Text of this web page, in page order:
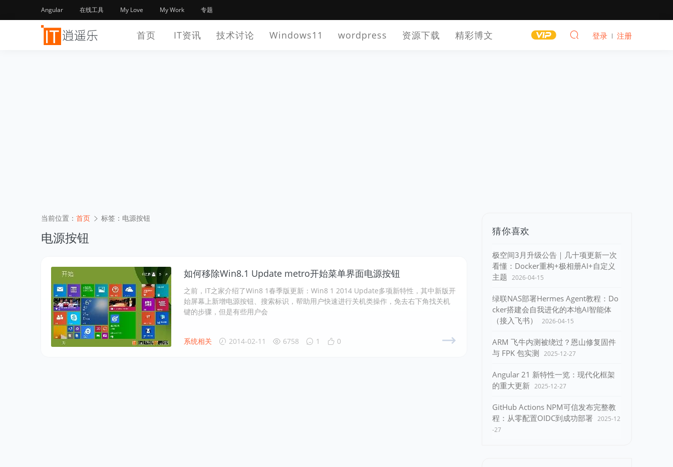
Angular 在线工具 My Love My Work 专题
首页 IT资讯 技术讨论 Windows11 wordpress 资源下载 精彩博文 登录 注册
当前位置： 首页 标签：电源按钮
电源按钮
如何移除Win8.1 Update metro开始菜单界面电源按钮
之前，IT之家介绍了Win8 1春季版更新：Win8 1 2014 Update多项新特性，其中新版开
始屏幕上新增电源按钮、搜索标识，帮助用户快速进行关机类操作，免去右下角找关机
键的步骤，但是有些用户会
系统相关 2014-02-11 6758 1 0
猜你喜欢
极空间3月升级公告｜几十项更新一次
看懂：Docker重构+极相册AI+自定义
主题 2026-04-15
绿联NAS部署Hermes Agent教程：Do
cker搭建会自我进化的本地AI智能体
（接入飞书）
2026-04-15
ARM 飞牛内测被绕过？恩山修复固件
与 FPK 包实测 2025-12-27
Angular 21 新特性一览：现代化框架
的重大更新 2025-12-27
GitHub Actions NPM可信发布完整教
程：从零配置OIDC到成功部署 2025-12
-27